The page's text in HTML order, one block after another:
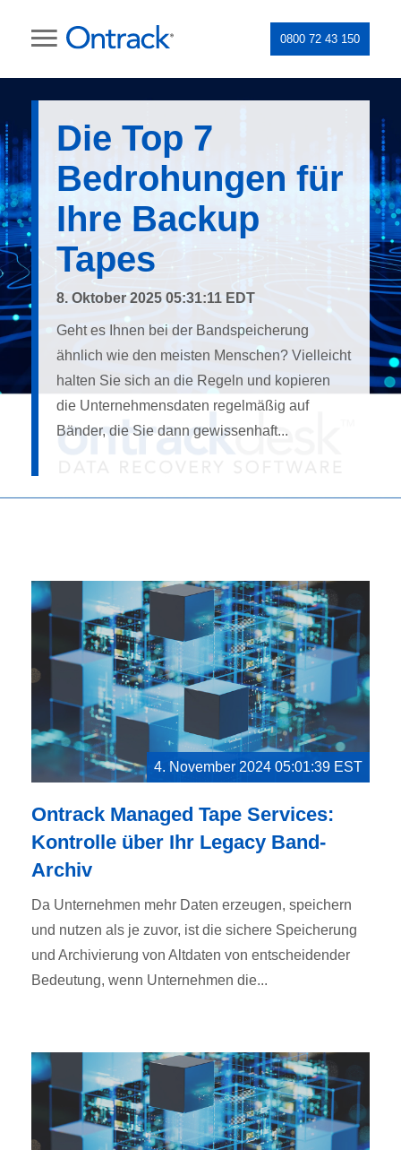
0800 72 43 150
Die Top 7
Bedrohungen für
Ihre Backup
Tapes
8. Oktober 2025 05:31:11 EDT
Geht es Ihnen bei der Bandspeicherung
ähnlich wie den meisten Menschen? Vielleicht
halten Sie sich an die Regeln und kopieren
die Unternehmensdaten regelmäßig auf
Bänder, die Sie dann gewissenhaft...
4. November 2024 05:01:39 EST
Ontrack Managed Tape Services:
Kontrolle über Ihr Legacy Band-
Archiv
Da Unternehmen mehr Daten erzeugen, speichern
und nutzen als je zuvor, ist die sichere Speicherung
und Archivierung von Altdaten von entscheidender
Bedeutung, wenn Unternehmen die...